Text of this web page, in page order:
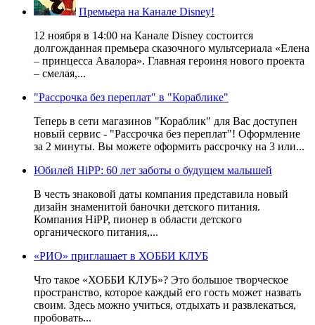
Премьера на Канале Disney!
12 ноября в 14:00 на Канале Disney состоится
долгожданная премьера сказочного мультсериала «Елена
– принцесса Авалора». Главная героиня нового проекта
– смелая,...
"Рассрочка без переплат" в "Кораблике"
Теперь в сети магазинов "Кораблик" для Вас доступен
новый сервис - "Рассрочка без переплат"! Оформление
за 2 минуты. Вы можете оформить рассрочку на 3 или...
Юбилей HiPP: 60 лет заботы о будущем малышей
В честь знаковой даты компания представила новый
дизайн знаменитой баночки детского питания.
Компания HiPP, пионер в области детского
органического питания,...
«РИО» приглашает в ХОББИ КЛУБ
Что такое «ХОББИ КЛУБ»? Это большое творческое
пространство, которое каждый его гость может назвать
своим. Здесь можно учиться, отдыхать и развлекаться,
пробовать...